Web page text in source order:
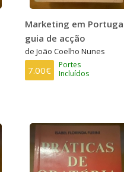
Marketing em
guia de acção
de João Coelho Nunes
7.00€
Portes
Incluídos